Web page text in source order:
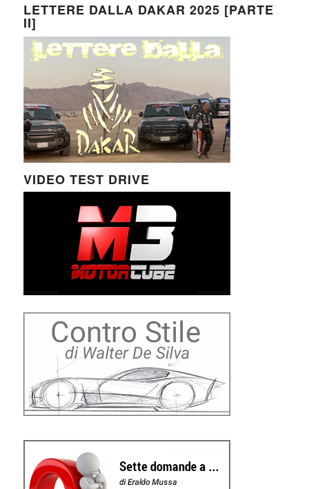
LETTERE DALLA DAKAR 2025 [PARTE
II]
VIDEO TEST DRIVE